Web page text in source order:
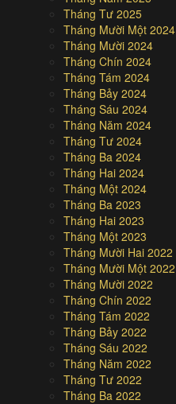
Tháng Tư 2025
Tháng Mười Một 2024
Tháng Mười 2024
Tháng Chín 2024
Tháng Tám 2024
Tháng Bảy 2024
Tháng Sáu 2024
Tháng Năm 2024
Tháng Tư 2024
Tháng Ba 2024
Tháng Hai 2024
Tháng Một 2024
Tháng Ba 2023
Tháng Hai 2023
Tháng Một 2023
Tháng Mười Hai 2022
Tháng Mười Một 2022
Tháng Mười 2022
Tháng Chín 2022
Tháng Tám 2022
Tháng Bảy 2022
Tháng Sáu 2022
Tháng Năm 2022
Tháng Tư 2022
Tháng Ba 2022